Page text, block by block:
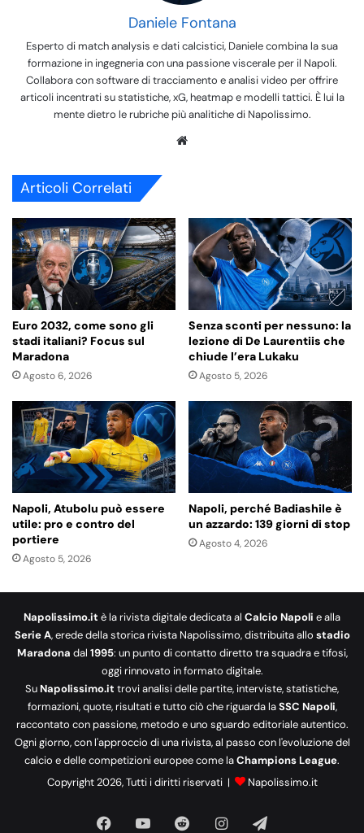
Daniele Fontana
Esperto di match analysis e dati calcistici, Daniele combina la sua
formazione in ingegneria con una passione viscerale per il Napoli.
Collabora con software di tracciamento e analisi video per offrire
articoli incentrati su statistiche, xG, heatmap e modelli tattici. È lui la
mente dietro le rubriche più analitiche di Napolissimo.
Articoli Correlati
Euro 2032, come sono gli
stadi italiani? Focus sul
Maradona
Agosto 6, 2026
Senza sconti per nessuno: la
lezione di De Laurentiis che
chiude l’era Lukaku
Agosto 5, 2026
Napoli, Atubolu può essere
utile: pro e contro del
portiere
Agosto 5, 2026
Napoli, perché Badiashile è
un azzardo: 139 giorni di stop
Agosto 4, 2026
Napolissimo.it è la rivista digitale dedicata al Calcio Napoli e alla
Serie A, erede della storica rivista Napolissimo, distribuita allo stadio
Maradona dal 1995: un punto di contatto diretto tra squadra e tifosi,
oggi rinnovato in formato digitale.
SuNapolissimo.it trovi analisi delle partite, interviste, statistiche,
formazioni, quote, risultati e tutto ciò che riguarda laSSC Napoli,
raccontato con passione, metodo e uno sguardo editoriale autentico.
Ogni giorno, con l'approccio di una rivista, al passo con l'evoluzione del
calcio e delle competizioni europee come laChampions League.
Copyright 2026, Tutti i diritti riservati |
Napolissimo.it
Facebook RedditInstagram